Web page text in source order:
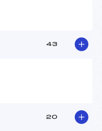
43
20